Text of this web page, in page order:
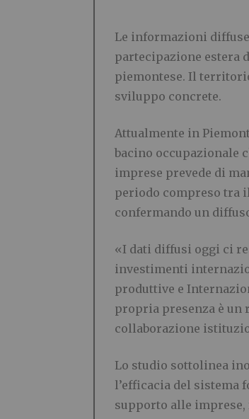
Le informazioni
partecipazione estera
piemontese. Il
sviluppo concrete.
Attualmente in
bacino occupazionale
imprese prevede di
periodo compreso tra
confermando un
«I dati diffusi oggi ci
investimenti
produttive e
propria presenza è un
collaborazione
Lo studio sottolinea
l’efficacia del sistema
supporto alle